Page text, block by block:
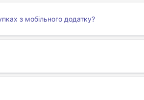
з мобільного додатку?